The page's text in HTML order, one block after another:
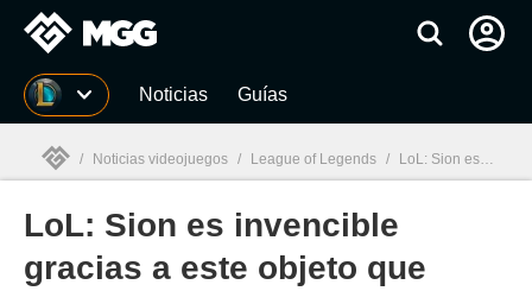
MGG Noticias Guías
MGG
/ Noticias videojuegos / League of Legends / LoL: Sion es invencible gracias a este objeto que llegará durante la Pretemporada 2022
LoL: Sion es invencible
gracias a este objeto que